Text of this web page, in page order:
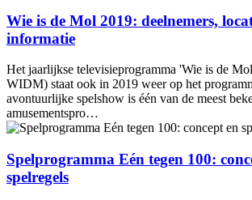
Wie is de Mol 2019: deelnemers,
informatie
Het jaarlijkse televisieprogramma 'Wie is de
WIDM) staat ook in 2019 weer op het
avontuurlijke spelshow is één van de meest
amusementspro…
Spelprogramma Eén tegen 100:
spelregels